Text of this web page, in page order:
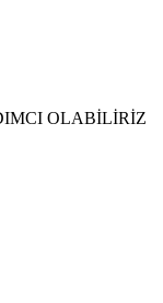
OLABİLİRİZ